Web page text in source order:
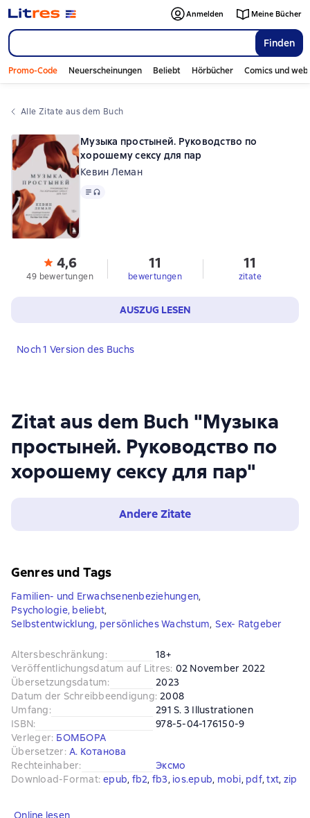
Finden
Anmelden Meine Bücher
Promo-Code Neuerscheinungen Beliebt Hörbücher Comics und
Alle Zitate aus dem Buch
Zitat aus dem Buch "Музыка
простыней. Руководство по
хорошему сексу для пар"
Andere Zitate
Музыка простыней. Руководство по
хорошему сексу для пар
Кевин Леман
Text, Audioformat verfügbar
4,6
49 bewertungen
11
bewertungen
11
zitate
AUSZUG LESEN
Noch 1 Version des Buchs
Genres und Tags
Familien- und Erwachsenenbeziehungen,
Psychologie, beliebt,
Selbstentwicklung, persönliches Wachstum, Sex- Ratgeber
Altersbeschränkung:
18+
Veröffentlichungsdatum auf Litres: 02 November 2022
Übersetzungsdatum:
2023
Datum der Schreibbeendigung: 2008
Umfang:
291 S. 3 Illustrationen
ISBN:
978-5-04-176150-9
Verleger: БОМБОРА
Übersetzer: А. Котанова
Rechteinhaber:
Эксмо
Download-Format: epub, fb2, fb3, ios.epub, mobi, pdf, txt, zip
Online lesen